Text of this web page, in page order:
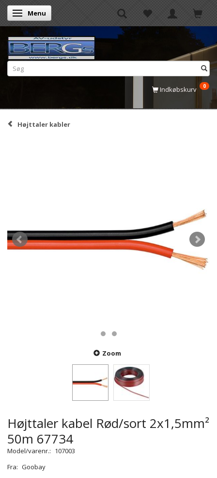
Skifte navigation
Menu
Indkøbskurv 0
Højttaler kabler
Zoom
Højttaler kabel Rød/sort 2x1,5mm²
50m 67734
Model/varenr.: 107003
Fra: Goobay